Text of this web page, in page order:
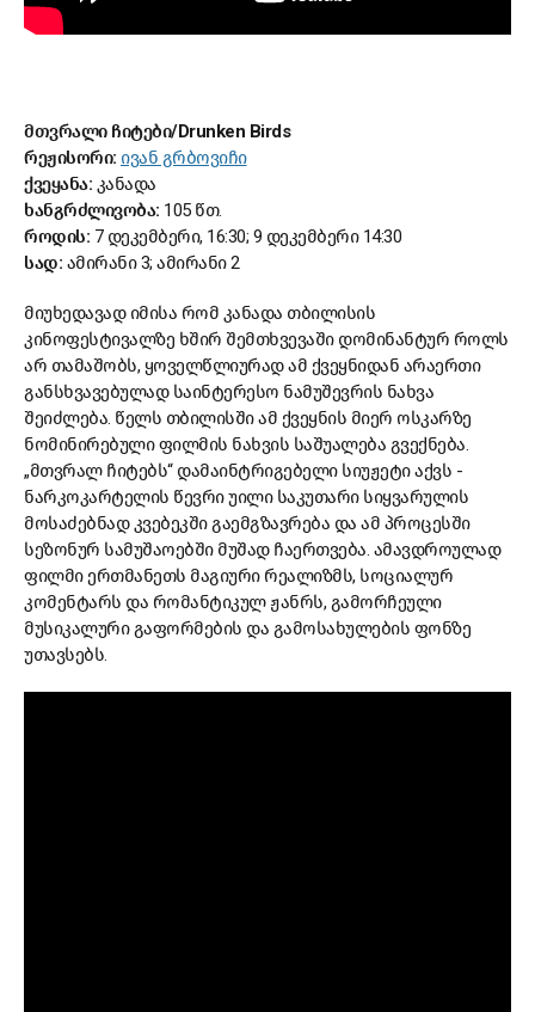
მთვრალი ჩიტები/Drunken Birds
რეჟისორი: ივან გრბოვიჩი
ქვეყანა: კანადა
ხანგრძლივობა: 105 წთ.
როდის: 7 დეკემბერი, 16:30; 9 დეკემბერი 14:30
სად: ამირანი 3; ამირანი 2
მიუხედავად იმისა რომ კანადა თბილისის
კინოფესტივალზე ხშირ შემთხვევაში დომინანტურ როლს
არ თამაშობს, ყოველწლიურად ამ ქვეყნიდან არაერთი
განსხვავებულად საინტერესო ნამუშევრის ნახვა
შეიძლება. წელს თბილისში ამ ქვეყნის მიერ ოსკარზე
ნომინირებული ფილმის ნახვის საშუალება გვექნება.
„მთვრალ ჩიტებს“ დამაინტრიგებელი სიუჟეტი აქვს -
ნარკოკარტელის წევრი უილი საკუთარი სიყვარულის
მოსაძებნად კვებეკში გაემგზავრება და ამ პროცესში
სეზონურ სამუშაოებში მუშად ჩაერთვება. ამავდროულად
ფილმი ერთმანეთს მაგიური რეალიზმს, სოციალურ
კომენტარს და რომანტიკულ ჟანრს, გამორჩეული
მუსიკალური გაფორმების და გამოსახულების ფონზე
უთავსებს.